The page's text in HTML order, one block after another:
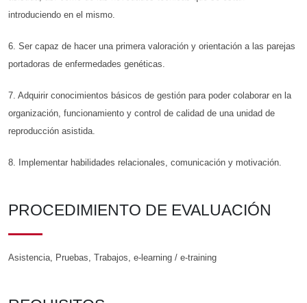
introduciendo en el mismo.
6. Ser capaz de hacer una primera valoración y orientación a las parejas
portadoras de enfermedades genéticas.
7. Adquirir conocimientos básicos de gestión para poder colaborar en la
organización, funcionamiento y control de calidad de una unidad de
reproducción asistida.
8. Implementar habilidades relacionales, comunicación y motivación.
PROCEDIMIENTO DE EVALUACIÓN
Asistencia, Pruebas, Trabajos, e-learning / e-training